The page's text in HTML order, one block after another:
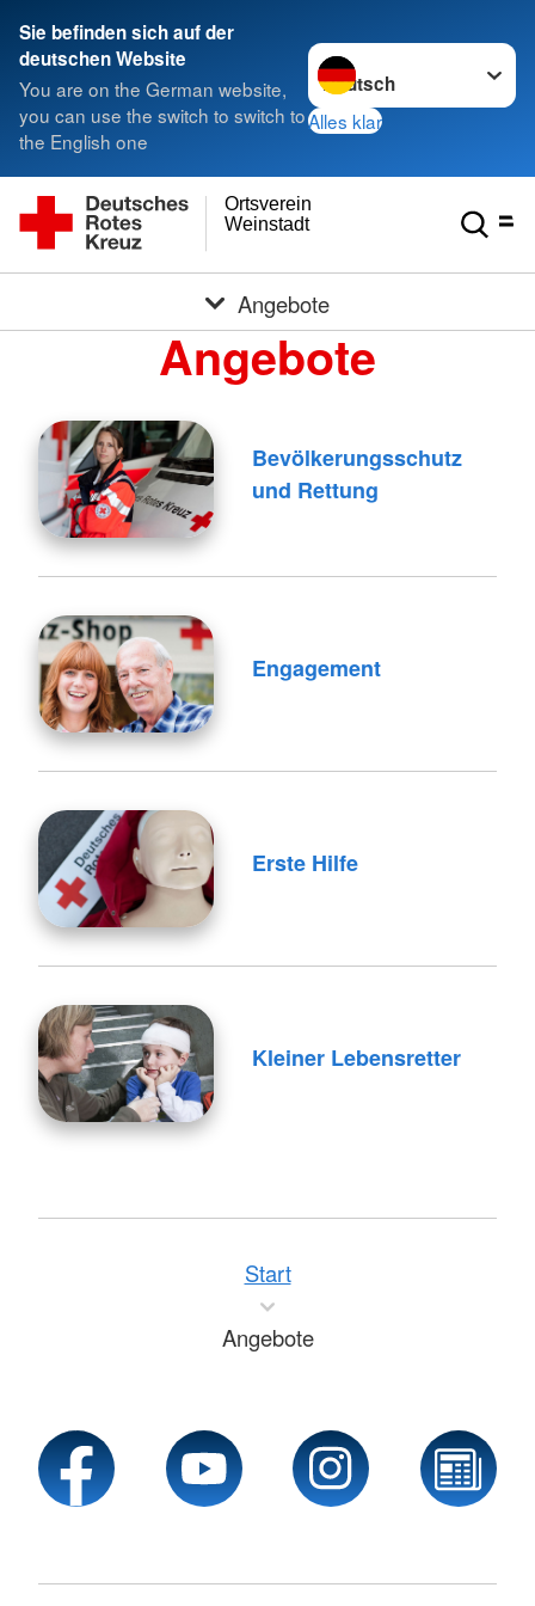
Sie befinden sich auf der
deutschen Website
You are on the German website,
you can use the switch to switch to
the English one
Sprache wechseln zu
Alles klar
Weinstadt
Ortsverein
Angebote
Angebote
Bevölkerungsschutz
und Rettung
Engagement
Erste Hilfe
Kleiner Lebensretter
Start
Angebote